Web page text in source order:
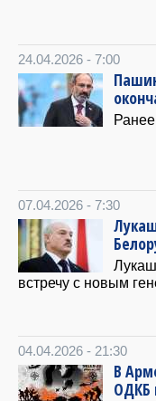
24.04.2026 - 7:00
07.04.2026 - 7:30
встречу с новым
04.04.2026 - 21:30
В
ОДКБ